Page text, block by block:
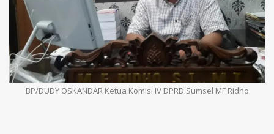
BP/DUDY OSKANDAR Ketua Komisi IV DPRD Sumsel MF Ridho